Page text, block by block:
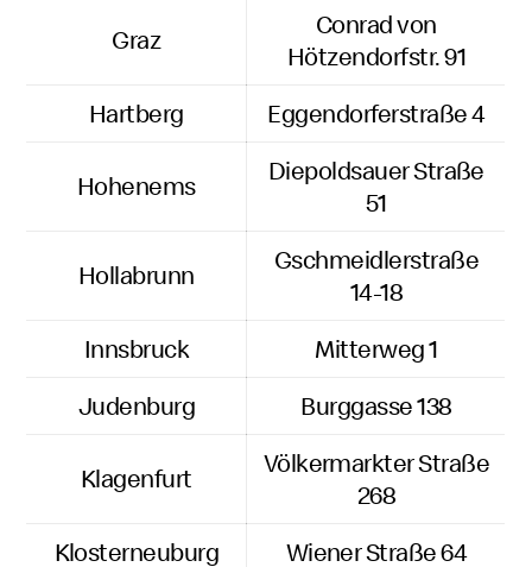
Graz
Conrad von
Hötzendorfstr. 91
Hartberg
Eggendorferstraße 4
Hohenems
Diepoldsauer Straße
51
Hollabrunn
Gschmeidlerstraße
14-18
Innsbruck
Mitterweg 1
Judenburg
Burggasse 138
Klagenfurt
Völkermarkter Straße
268
Klosterneuburg
Wiener Straße 64